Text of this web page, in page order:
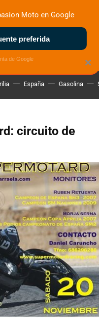
MOTOS ELÉCTRICAS
España Gasolina
circuito de
×
Moto en Google
preferida
de Google